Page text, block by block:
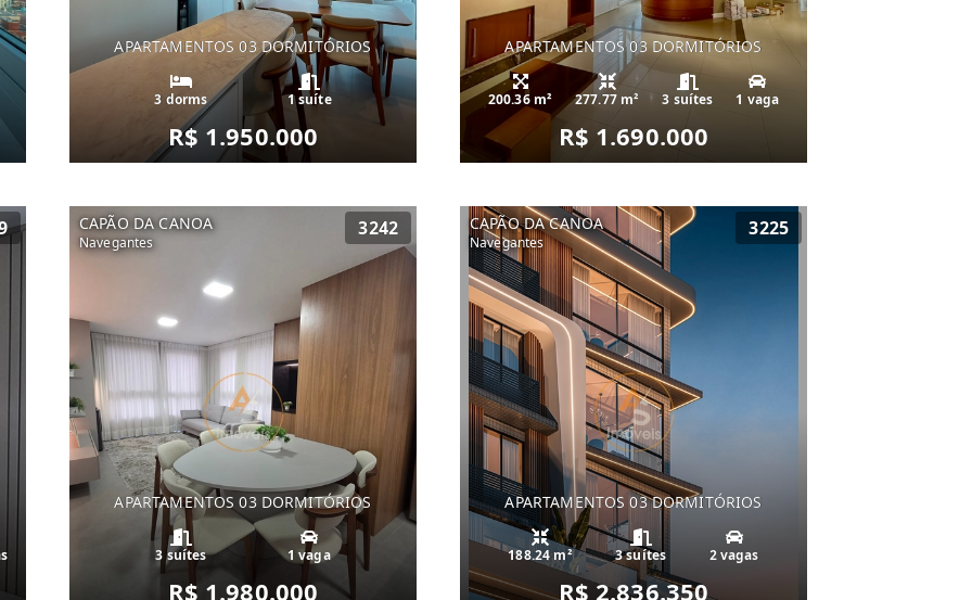
APARTAMENTOS 03 DORMITÓRIOS
3 dorms 1 suíte
R$ 1.950.000
APARTAMENTOS 03 DORMITÓRIOS
200.36 m² 277.77 m² 3 suítes 1 vaga
R$ 1.690.000
CAPÃO DA CANOA
Navegantes
3242
APARTAMENTOS 03 DORMITÓRIOS
3 suítes 1 vaga
R$ 1.980.000
CAPÃO DA CANOA
Navegantes
3225
APARTAMENTOS 03 DORMITÓRIOS
188.24 m² 3 suítes 2 vagas
R$ 2.836.350